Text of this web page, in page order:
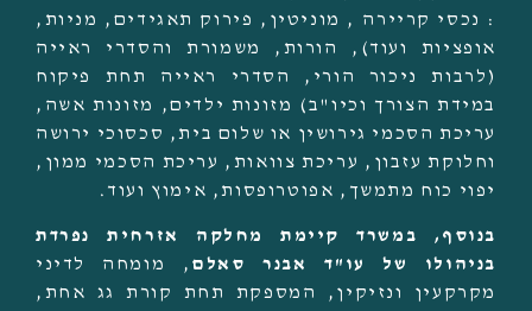
: נכסי קריירה , מוניטין, פירוק תאגידים, מניות,
אופציות ועוד), הורות, משמורת והסדרי ראייה
(לרבות ניכור הורי, הסדרי ראייה תחת פיקוח
במידת הצורך וכיו"ב) מזונות ילדים, מזונות אשה,
עריכת הסכמי גירושין או שלום בית, סכסוכי ירושה
וחלוקת עזבון, עריכת צוואות, עריכת הסכמי ממון,
יפוי כוח מתמשך, אפוטרופסות, אימוץ ועוד.
בנוסף, במשרד קיימת מחלקה אזרחית נפרדת
בניהולו של עו"ד אבנר סאלם , מומחה לדיני
מקרקעין ונזיקין, המספקת תחת קורת גג אחת,